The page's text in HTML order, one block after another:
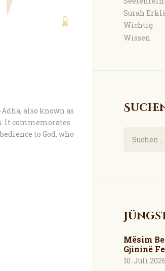
also known as
It commemorates
to God, who
Surah
Wichtig
Wissen
nach:
Mësim
Gjininë
10. Juli 2026